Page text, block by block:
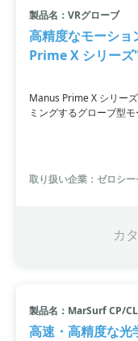
製品名：VRグローブ
高精度なモーシ
Prime X シリーズ
Manus Prime X シリー
ミングするグローブ型
2つの関節を測定する
トラッキングが採用さ
ーションに最適化され
ムワークにより、これま
取り扱い企業：ゼロシ
カ
製品名：MarSurf CP/CL
高速・高精度な光